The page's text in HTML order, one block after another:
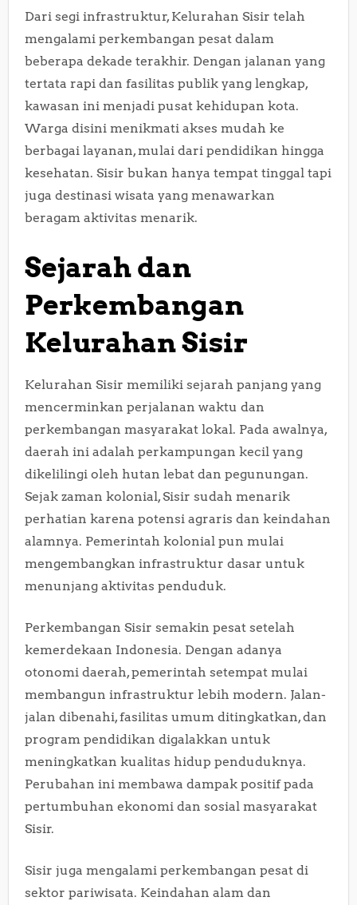
Dari segi infrastruktur, Kelurahan Sisir telah
mengalami perkembangan pesat dalam
beberapa dekade terakhir. Dengan jalanan yang
tertata rapi dan fasilitas publik yang lengkap,
kawasan ini menjadi pusat kehidupan kota.
Warga disini menikmati akses mudah ke
berbagai layanan, mulai dari pendidikan hingga
kesehatan. Sisir bukan hanya tempat tinggal tapi
juga destinasi wisata yang menawarkan
beragam aktivitas menarik.
Sejarah dan
Perkembangan
Kelurahan Sisir
Kelurahan Sisir memiliki sejarah panjang yang
mencerminkan perjalanan waktu dan
perkembangan masyarakat lokal. Pada awalnya,
daerah ini adalah perkampungan kecil yang
dikelilingi oleh hutan lebat dan pegunungan.
Sejak zaman kolonial, Sisir sudah menarik
perhatian karena potensi agraris dan keindahan
alamnya. Pemerintah kolonial pun mulai
mengembangkan infrastruktur dasar untuk
menunjang aktivitas penduduk.
Perkembangan Sisir semakin pesat setelah
kemerdekaan Indonesia. Dengan adanya
otonomi daerah, pemerintah setempat mulai
membangun infrastruktur lebih modern. Jalan-
jalan dibenahi, fasilitas umum ditingkatkan, dan
program pendidikan digalakkan untuk
meningkatkan kualitas hidup penduduknya.
Perubahan ini membawa dampak positif pada
pertumbuhan ekonomi dan sosial masyarakat
Sisir.
Sisir juga mengalami perkembangan pesat di
sektor pariwisata. Keindahan alam dan